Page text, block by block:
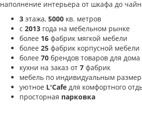
наполнение интерьера от шкафа до
3 этажа, 5000 кв. метров
с 2013 года на мебельном рынке
более 16 фабрик мягкой мебели
более 25 фабрик корпусной мебели
более 70 брендов товаров для дома
кухни на заказ от 7 фабрик
мебель по индивидуальным
уютное L'Cafe для комфортного
просторная парковка